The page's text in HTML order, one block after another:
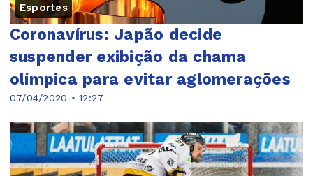
Esportes
07/04/2020 • 12:27
Coronavírus: Japão decide
suspender exibição da chama
olímpica para evitar aglomerações